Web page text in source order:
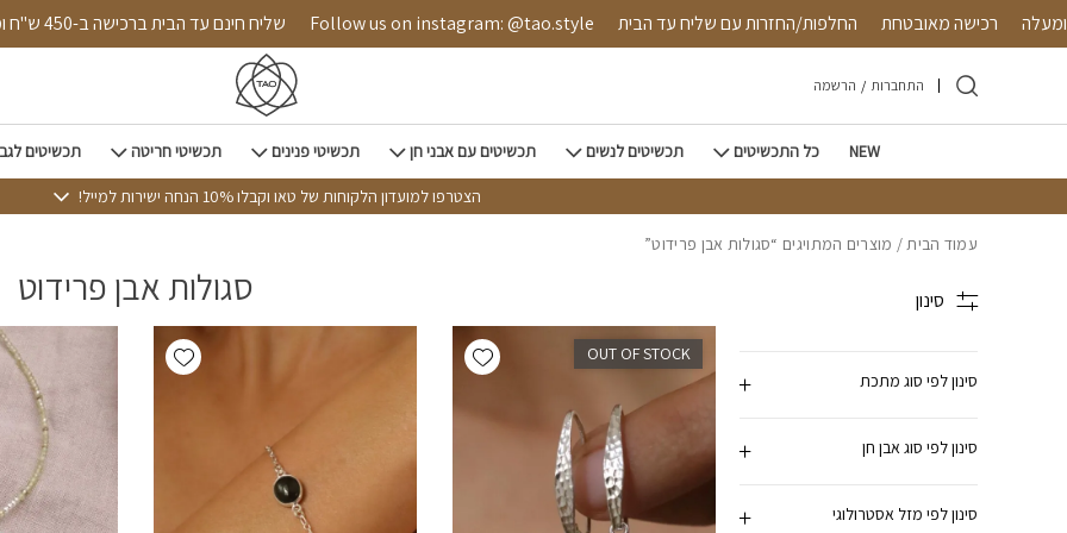
Skip to Content
ומעלה רכישה מאובטחת החלפות/החזרות עם שליח עד הבית Follow us on instagram: @tao.style שליח חינם עד הבית ברכישה ב-450
התחברות / הרשמה
NEW כל התכשיטים תכשיטים לנשים תכשיטים עם אבני חן תכשיטי פנינים תכשיטי חריטה תכשיטים
הצטרפו למועדון הלקוחות של טאו וקבלו 10% הנחה ישירות למייל!
עמוד הבית/ מוצרים המתויגים “סגולות אבן פרידוט”
סגולות אבן פרידוט סינון
סינון לפי סוג מתכת
סינון לפי סוג אבן חן
סינון לפי מזל אסטרולוגי
Add wishlist OUT OF STOCK
Add wishlist
בחזרה למעלה